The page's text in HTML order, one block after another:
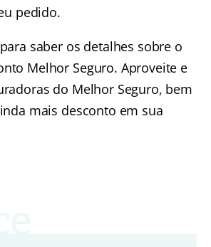
pedido.
saber os detalhes sobre o
Melhor Seguro. Aproveite e
do Melhor Seguro, bem
mais desconto em sua